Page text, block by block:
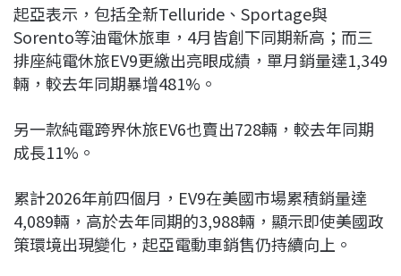
起亞表示，包括全新Telluride 、 Sportage與
Sorento等油電休旅車，4月皆創下同期新高；而三
排座純電休旅EV9更繳出亮眼成績，單月銷量達1,349
輛，較去年同期暴增481%。
另一款純電跨界休旅EV6也賣出728輛，較去年同期
成長11%。
累計2026年前四個月，EV9在美國市場累積銷量達
4,089輛，高於去年同期的3,988輛，顯示即使美國政
策環境出現變化，起亞電動車銷售仍持續向上。